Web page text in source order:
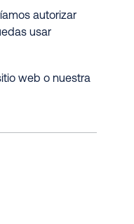
autorizar
usar
web o nuestra